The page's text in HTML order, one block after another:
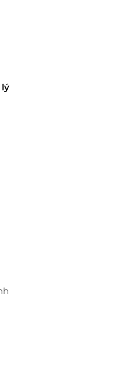
kết nối nhanh chóng
bị bồn tắm, áo
trong nhà, máy sấy
chất lượng cao.
các loại đồ uống và
lý